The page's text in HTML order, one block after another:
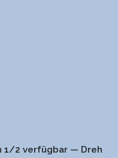
1/2 verfügbar — Dreh